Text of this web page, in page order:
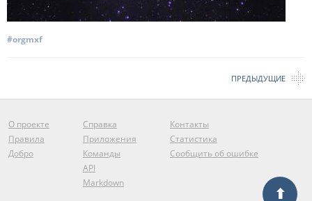
#orgmxf
ПРЕДЫДУЩИЕ
⬆
О проекте
Правила
Добро
Справка
Приложения
Команды
API
Markdown
Контакты
Статистика
Сообщить об ошибке